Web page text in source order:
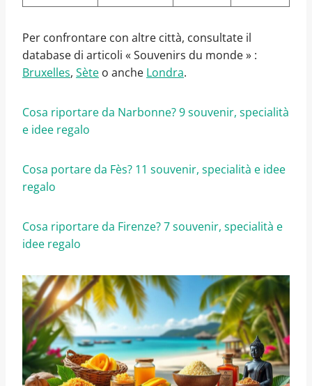
Per confrontare con altre città, consultate il
database di articoli « Souvenirs du monde » :
Bruxelles, Sète o anche Londra.
Cosa riportare da Narbonne? 9 souvenir, specialità
e idee regalo
Cosa portare da Fès? 11 souvenir, specialità e idee
regalo
Cosa riportare da Firenze? 7 souvenir, specialità e
idee regalo